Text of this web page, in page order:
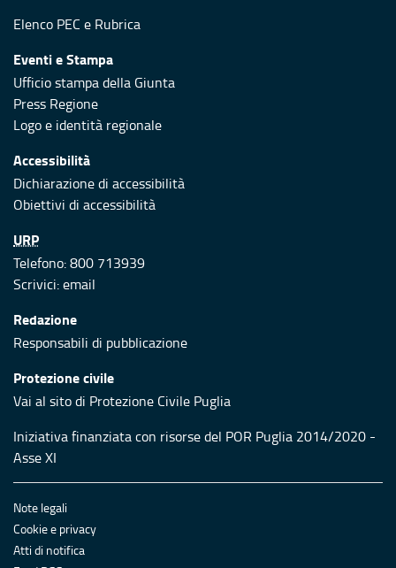
Elenco PEC e Rubrica
Eventi e Stampa
Ufficio stampa della Giunta
Press Regione
Logo e identità regionale
Accessibilità
Dichiarazione di accessibilità
Obiettivi di accessibilità
URP
Telefono: 800 713939
Scrivici:email
Redazione
Responsabili di pubblicazione
Protezione civile
Vai al sito di Protezione Civile Puglia
Iniziativa finanziata con risorse del POR Puglia 2014/2020 -
Asse XI
Note legali
Cookie e privacy
Atti di notifica